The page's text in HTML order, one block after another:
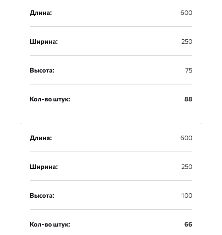
Длина: 600
Ширина: 250
Высота: 75
Кол-во штук: 88
Длина: 600
Ширина: 250
Высота: 100
Кол-во штук: 66